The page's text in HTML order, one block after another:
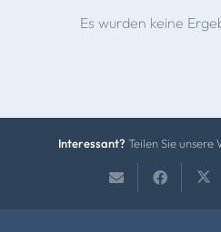
Es wurden keine
Interessant? Teilen Sie